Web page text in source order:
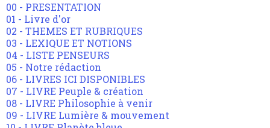
00 - PRESENTATION
01 - Livre d'or
02 - THEMES ET RUBRIQUES
03 - LEXIQUE ET NOTIONS
04 - LISTE PENSEURS
05 - Notre rédaction
06 - LIVRES ICI DISPONIBLES
07 - LIVRE Peuple & création
08 - LIVRE Philosophie à venir
09 - LIVRE Lumière & mouvement